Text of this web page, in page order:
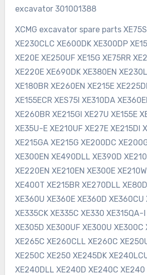
excavator 301001388
XCMG excavator spare parts
XE230CLC XE600DK XE300DP
XE20E XE250UF XE15G XE75RR
XE220E XE690DK XE380EN
XE180BR XE260EN XE215E
XE155ECR XES75I XE310DA
XE260BR XE215GI XE27U XE155E
XE35U-E XE210UF XE27E XE215DI
XE215GA XE215G XE200DC
XE300EN XE490DLL XE390D
XE220EN XE210EN XE300E
XE400T XE215BR XE270DLL
XE360U XE360E XE360D XE360CU
XE335CK XE335C XE330 XE315QA-
XE305D XE300UF XE300U XE300C
XE265C XE260CLL XE260C
XE250C XE250 XE245DK
XE240DLL XE240D XE240C XE240